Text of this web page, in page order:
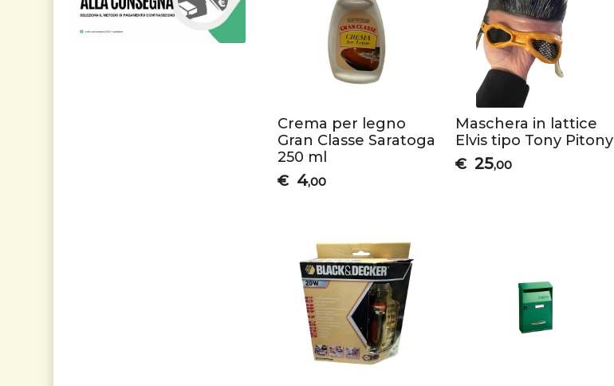
Crema per legno
Gran Classe Saratoga
250 ml
€ 4,00
Maschera in lattice
Elvis tipo Tony Pitony
€ 25,00